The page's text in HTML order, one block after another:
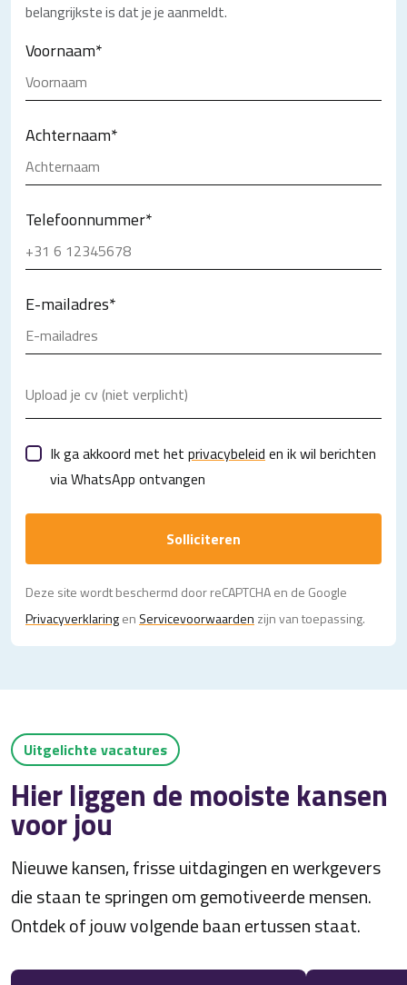
belangrijkste is dat je je aanmeldt.
Voornaam*
Achternaam*
Telefoonnummer*
E-mailadres*
Upload je cv (niet verplicht)
Ik ga akkoord met het privacybeleid en ik wil berichten
via WhatsApp ontvangen
Solliciteren
Deze site wordt beschermd door reCAPTCHA en de Google
Privacy­verklaringen Servicevoorwaarden zijn van toepassing.
Uitgelichte vacatures
Hier liggen de mooiste kansen
voor jou
Nieuwe kansen, frisse uitdagingen en werkgevers
die staan te springen om gemotiveerde mensen.
Ontdek of jouw volgende baan ertussen staat.